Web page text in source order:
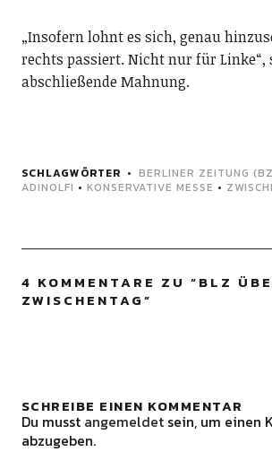
„Insofern lohnt es sich, genau
rechts passiert. Nicht nur für Linke“,
abschließende Mahnung.
SCHLAGWÖRTER BERLINER ZEITUNG
ADINOLFI • KONSERVATIVE MESSE •
4 KOMMENTARE ZU “BLZ
ZWISCHENTAG”
SCHREIBE EINEN KOMMENTAR
Du musst angemeldetsein, um einen
abzugeben.